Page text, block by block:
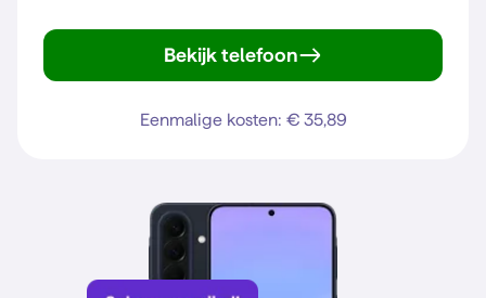
Bekijk telefoon
Eenmalige kosten: € 35,89